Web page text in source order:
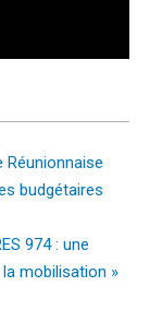
budgétaires
974 : une
mobilisation »